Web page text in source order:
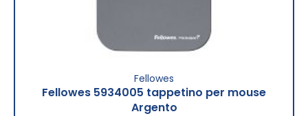
Fellowes
Fellowes 5934005 tappetino per mouse
Argento